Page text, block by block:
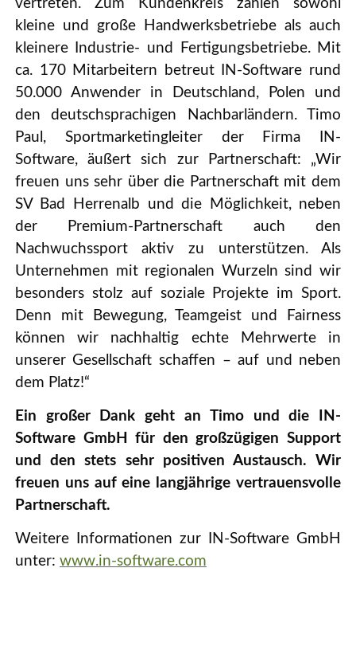
vertreten. Zum Kundenkreis zählen sowohl
kleine und große Handwerksbetriebe als auch
kleinere Industrie- und Fertigungsbetriebe. Mit
ca. 170 Mitarbeitern betreut IN-Software rund
50.000 Anwender in Deutschland, Polen und
den deutschsprachigen Nachbarländern. Timo
Paul, Sportmarketingleiter der Firma IN-
Software, äußert sich zur Partnerschaft: „Wir
freuen uns sehr über die Partnerschaft mit dem
SV Bad Herrenalb und die Möglichkeit, neben
der Premium-Partnerschaft auch den
Nachwuchssport aktiv zu unterstützen. Als
Unternehmen mit regionalen Wurzeln sind wir
besonders stolz auf soziale Projekte im Sport.
Denn mit Bewegung, Teamgeist und Fairness
können wir nachhaltig echte Mehrwerte in
unserer Gesellschaft schaffen – auf und neben
dem Platz!“
Ein großer Dank geht an Timo und die IN-
Software GmbH für den großzügigen Support
und den stets sehr positiven Austausch. Wir
freuen uns auf eine langjährige vertrauensvolle
Partnerschaft.
Weitere Informationen zur IN-Software GmbH
unter: www.in-software.com